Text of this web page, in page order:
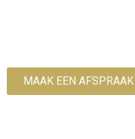
MAAK EEN AFSPRAAK